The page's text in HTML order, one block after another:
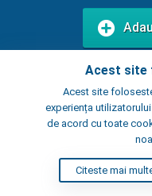
Acest site
Acest site
experiența
de acord cu toate
Citeste mai